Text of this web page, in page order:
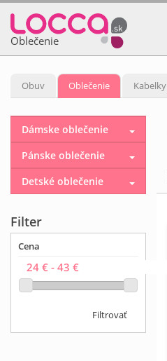
Oblečenie
Obuv Oblečenie Kabelky
Dámske oblečenie
Pánske oblečenie
Detské oblečenie
Filter
Cena
Filtrovať